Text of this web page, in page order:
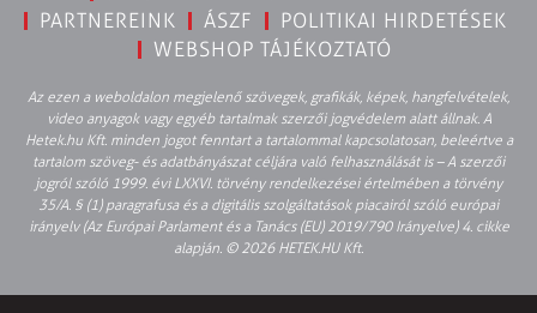
PARTNEREINK
ÁSZF
POLITIKAI HIRDETÉSEK
WEBSHOP TÁJÉKOZTATÓ
Az ezen a weboldalon megjelenő szövegek, grafikák, képek, hangfelvételek,
video anyagok vagy egyéb tartalmak szerzői jogvédelem alatt állnak. A
Hetek.hu Kft. minden jogot fenntart a tartalommal kapcsolatosan, beleértve a
tartalom szöveg- és adatbányászat céljára való felhasználását is – A szerzői
jogról szóló 1999. évi LXXVI. törvény rendelkezései értelmében a törvény
35/A. § (1) paragrafusa és a digitális szolgáltatások piacairól szóló európai
irányelv (Az Európai Parlament és a Tanács (EU) 2019/790 Irányelve) 4. cikke
alapján. © 2026 HETEK.HU Kft.